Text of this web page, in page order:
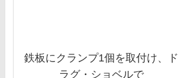
鉄板にクランプ1個を取付け、ド
ラグ・ショベルで